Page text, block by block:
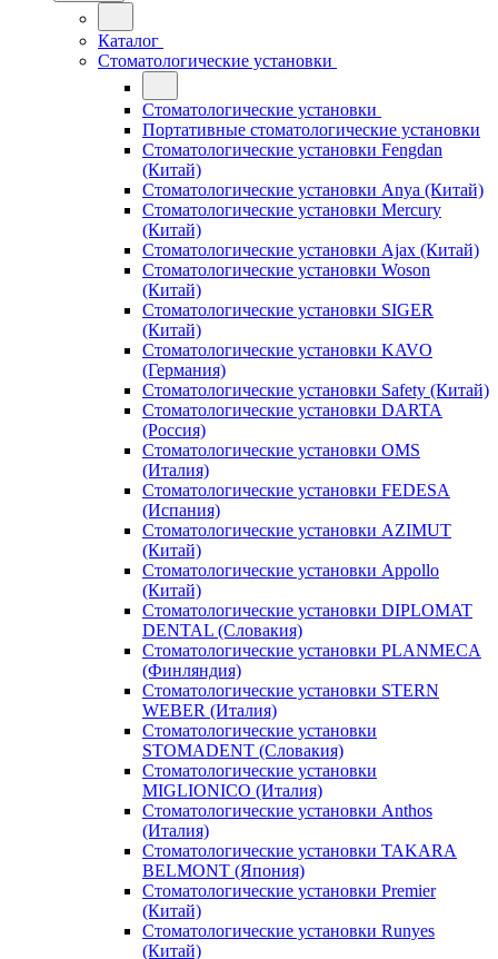
Каталог
Стоматологические установки
Стоматологические установки
Портативные стоматологические установки
Стоматологические установки Fengdan
(Китай)
Стоматологические установки Anya (Китай)
Стоматологические установки Mercury
(Китай)
Стоматологические установки Ajax (Китай)
Стоматологические установки Woson
(Китай)
Стоматологические установки SIGER
(Китай)
Стоматологические установки KAVO
(Германия)
Стоматологические установки Safety (Китай)
Стоматологические установки DARTA
(Россия)
Стоматологические установки OMS
(Италия)
Стоматологические установки FEDESA
(Испания)
Стоматологические установки AZIMUT
(Китай)
Стоматологические установки Appollo
(Китай)
Стоматологические установки DIPLOMAT
DENTAL (Словакия)
Стоматологические установки PLANMECA
(Финляндия)
Стоматологические установки STERN
WEBER (Италия)
Стоматологические установки
STOMADENT (Словакия)
Стоматологические установки
MIGLIONICO (Италия)
Стоматологические установки Anthos
(Италия)
Стоматологические установки TAKARA
BELMONT (Япония)
Стоматологические установки Premier
(Китай)
Стоматологические установки Runyes
(Китай)